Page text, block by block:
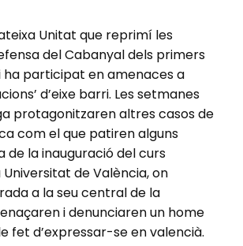
Unitat que reprimí les
del Cabanyal dels primers
ha participat en amenaces a
d’eixe barri. Les setmanes
protagonitzaren altres casos de
com el que patiren alguns
de la inauguració del curs
de València, on
a la seu central de la
i denunciaren un home
fet d’expressar-se en valencià.